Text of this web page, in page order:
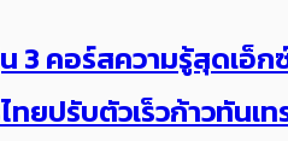
3 คอร์สความรู้สุดเ
ยปรับตัวเร็วก้าวทันเท